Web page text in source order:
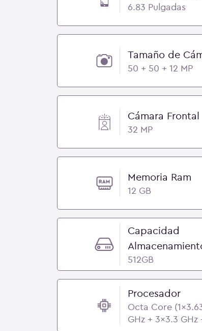
6.83 Pulgadas
Tamaño de
50 + 50 + 12 MP
Cámara Frontal
32 MP
Memoria Ram
12 GB
Capacidad
512GB
Procesador
Octa Core
GHz + 3x3.3 GHz